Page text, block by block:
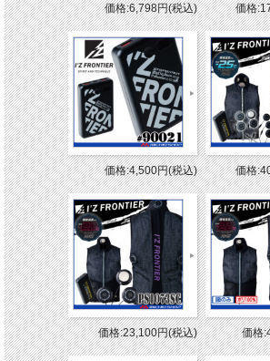
価格:6,798円(税込) 価格
価格:4,500円(税込) 価格
価格:23,100円(税込) 価格